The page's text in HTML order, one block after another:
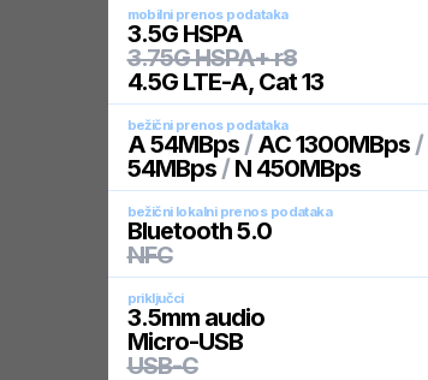
mobilni prenos podataka
3.5G HSPA
3.75G HSPA+ r8
4.5G LTE-A, Cat 13
bežični prenos podataka
A 54MBps/ AC 1300MBps/
54MBps/ N 450MBps
bežični lokalni prenos podataka
Bluetooth 5.0
NFC
priključci
3.5mm audio
Micro-USB
USB-C